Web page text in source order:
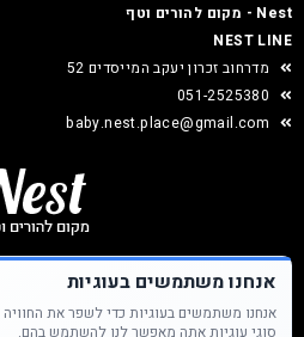
Nest - מקום להורים וטף
NEST LINE
מדרחוב זכרון יעקב המייסדים 52
051-2525380
baby.nest.place@gmail.com
Nest &copy כל הזכויות שמורות
אנחנו משתמשים בעוגיות
אנחנו משתמשים בעוגיות כדי לשפר את
סוגי עוגיות אתה מאפשר לנו להשתמש בהם.